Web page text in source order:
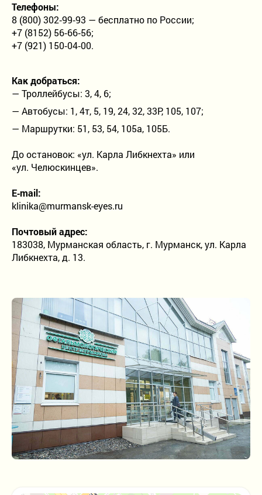
Детское отделение
Проверка зрения
Лазерная коррекция зрения
Лечение катаракты
Рефракционная ленсэктомия
Витреоретинальная хирургия
Лечение кератоконуса
8-800-302-99-93
Бесплатно по России
9:00 - 19:00
без выходных
Телефоны:
8 (800) 302‑99‑93 — бесплатно по России;
+7 (8152) 56‑66‑56;
+7 (921) 150‑04‑00.
Как добраться:
— Троллейбусы: 3, 4, 6;
— Автобусы: 1, 4т, 5, 19, 24, 32, 33Р, 105, 107;
— Маршрутки: 51, 53, 54, 105а, 105Б.
До остановок: «ул. Карла Либкнехта» или
«ул. Челюскинцев».
E‑mail:
klinika@murmansk-eyes.ru
Почтовый адрес:
183038, Мурманская область, г. Мурманск, ул. Карла
Либкнехта, д. 13.